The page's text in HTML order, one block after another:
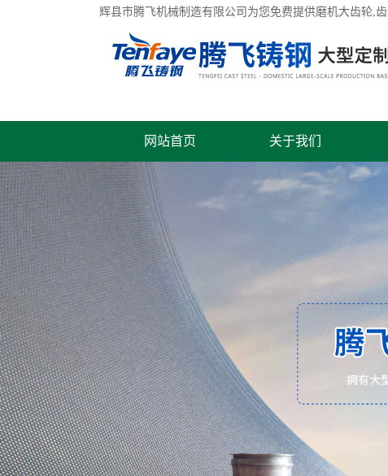
辉县市腾飞机械制造有限公司为您免费提供磨机大齿轮,
网站首页 关于我们